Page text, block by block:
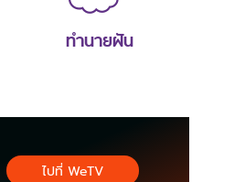
ทำนายฝัน
ไปที่ WeTV